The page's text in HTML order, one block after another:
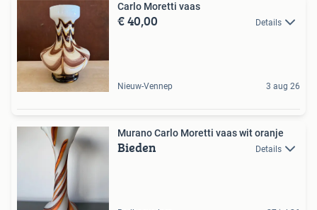
Carlo Moretti vaas
€ 40,00 Details
Nieuw-Vennep 3 aug 26
Murano Carlo Moretti vaas wit oranje
Bieden Details